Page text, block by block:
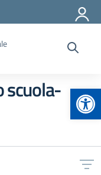
scuola-